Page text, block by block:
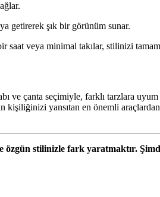
getirerek şık bir görünüm sunar.
saat veya minimal takılar, stilinizi
ve çanta seçimiyle, farklı tarzlara
yansıtan en önemli
özgün stilinizle fark yaratmaktır.